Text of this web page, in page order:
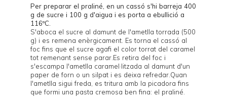
Per preparar el praliné, en un cassó s'hi barreja 400
g de sucre i 100 g d'aigua i es porta a ebullició a
116ºC.
S'aboca el sucre al damunt de l'ametlla torrada (500
g) i es remena enèrgicament. Es torna el cassó al
foc fins que el sucre agafi el color torrat del caramel
tot remenant sense parar.Es retira del foc i
s'escampa l'ametlla caramel·litzada al damunt d'un
paper de forn o un silpat i es deixa refredar.Quan
l'ametlla sigui freda, es tritura amb la picadora fins
que formi una pasta cremosa ben fina: el praliné.